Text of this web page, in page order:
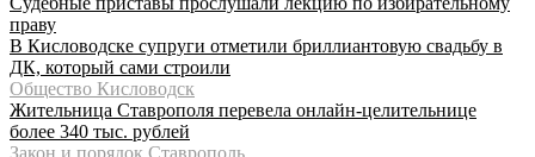
праву
В Кисловодске супруги отметили бриллиантовую свадьбу в
ДК, который сами строили
Общество Кисловодск
Жительница Ставрополя перевела онлайн-целительнице
более 340 тыс. рублей
Закон и порядок Ставрополь